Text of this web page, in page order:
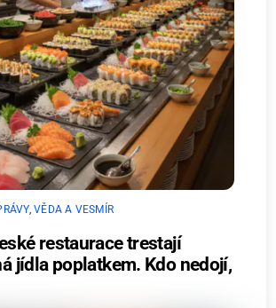
,VĚDA A VESMÍR
restaurace trestají
jídla poplatkem. Kdo nedojí,